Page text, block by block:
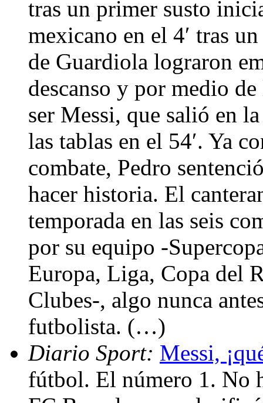
tras un primer susto
mexicano en el 4′ tras
de Guardiola lograron
descanso y por medio
ser Messi, que salió en
las tablas en el 54′. Ya
combate, Pedro
hacer historia. El
temporada en las seis
por su equipo -
Europa, Liga, Copa del
Clubes-, algo nunca
futbolista. (…)
Diario Sport: Messi,
fútbol. El número 1. No